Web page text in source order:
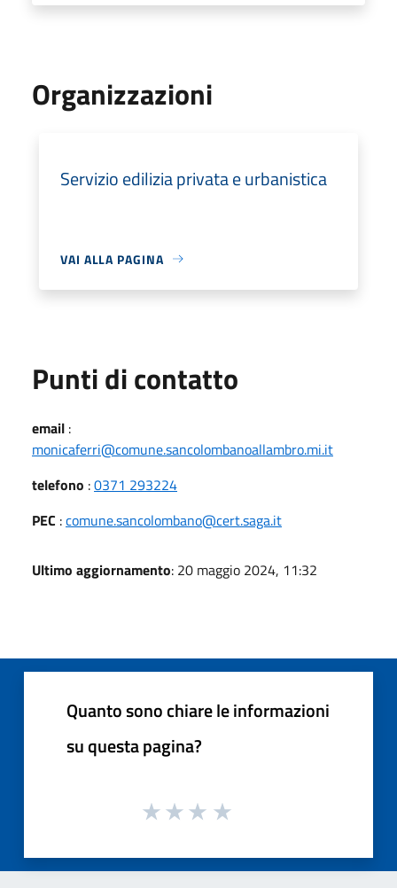
Organizzazioni
Servizio edilizia privata e urbanistica
VAI ALLA PAGINA
Punti di contatto
email :
monicaferri@comune.sancolombanoallambro.mi.it
telefono :0371 293224
PEC :comune.sancolombano@cert.saga.it
Ultimo aggiornamento: 20 maggio 2024, 11:32
Quanto sono chiare le informazioni
su questa pagina?